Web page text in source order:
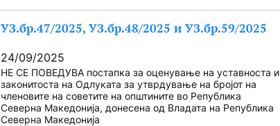
УЗ.бр.47/2025, УЗ.бр.48/2025 и УЗ.бр.59/2025
24/09/2025
НЕ СЕ ПОВЕДУВА постапка за оценување на уставноста и
законитоста на Одлуката за утврдување на бројот на
членовите на советите на општините во Република
Северна Македонија, донесена од Владата на Република
Северна Македонија